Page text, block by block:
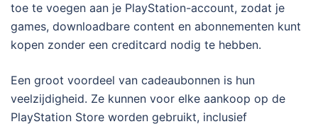
toe te voegen aan je PlayStation-account, zodat je
games, downloadbare content en abonnementen kunt
kopen zonder een creditcard nodig te hebben.
Een groot voordeel van cadeaubonnen is hun
veelzijdigheid. Ze kunnen voor elke aankoop op de
PlayStation Store worden gebruikt, inclusief